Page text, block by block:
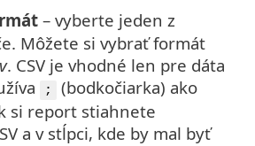
– vyberte jeden z
Môžete si vybrať formát
. CSV je vhodné len pre dáta
;
(bodkočiarka) ako
si report stiahnete
a v stĺpci, kde by mal byť